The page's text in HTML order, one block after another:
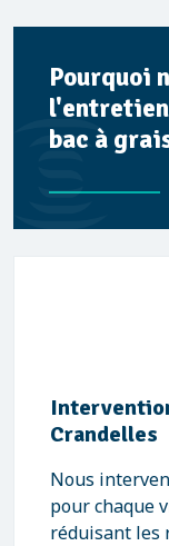
Pourquoi
bac à
Crandelles
Nous
pour chaque
réduisant les